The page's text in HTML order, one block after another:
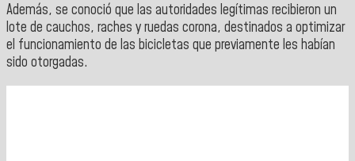
Además, se conoció que las autoridades legítimas recibieron un
lote de cauchos, raches y ruedas corona, destinados a optimizar
el funcionamiento de las bicicletas que previamente les habían
sido otorgadas.